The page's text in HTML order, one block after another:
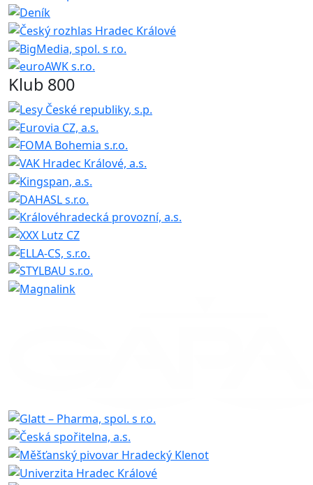
Klub 800